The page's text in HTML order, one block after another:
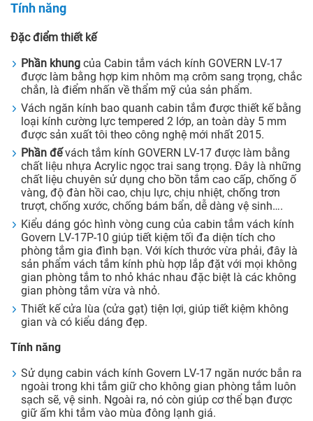
Tính năng
Đặc điểm thiết kế
Phần khung của Cabin tắm vách kính GOVERN LV-17
được làm bằng hợp kim nhôm mạ crôm sang trọng, chắc
chắn, là điểm nhấn về thẩm mỹ của sản phẩm.
Vách ngăn kính bao quanh cabin tắm được thiết kế bằng
loại kính cường lực tempered 2 lớp, an toàn dày 5 mm
được sản xuất tôi theo công nghệ mới nhất 2015.
Phần đếvách tắm kính GOVERN LV-17 được làm bằng
chất liệu nhựa Acrylic ngọc trai sang trọng. Đây là những
chất liệu chuyên sử dụng cho bồn tắm cao cấp, chống ố
vàng, độ đàn hồi cao, chịu lực, chịu nhiệt, chống trơn
trượt, chống xước, chống bám bẩn, dễ dàng vệ sinh….
Kiểu dáng góc hình vòng cung của cabin tắm vách kính
Govern LV-17P-10 giúp tiết kiệm tối đa diện tích cho
phòng tắm gia đình bạn. Với kích thước vừa phải, đây là
sản phẩm vách tắm kính phù hợp lắp đặt với mọi không
gian phòng tắm to nhỏ khác nhau đặc biệt là các không
gian phòng tắm vừa và nhỏ.
Thiết kế cửa lùa (cửa gạt) tiện lợi, giúp tiết kiệm không
gian và có kiểu dáng đẹp.
Tính năng
Sử dụng cabin vách kính Govern LV-17 ngăn nước bắn ra
ngoài trong khi tắm giữ cho không gian phòng tắm luôn
sạch sẽ, vệ sinh. Ngoài ra, nó còn giúp cơ thể bạn được
giữ ấm khi tắm vào mùa đông lạnh giá.